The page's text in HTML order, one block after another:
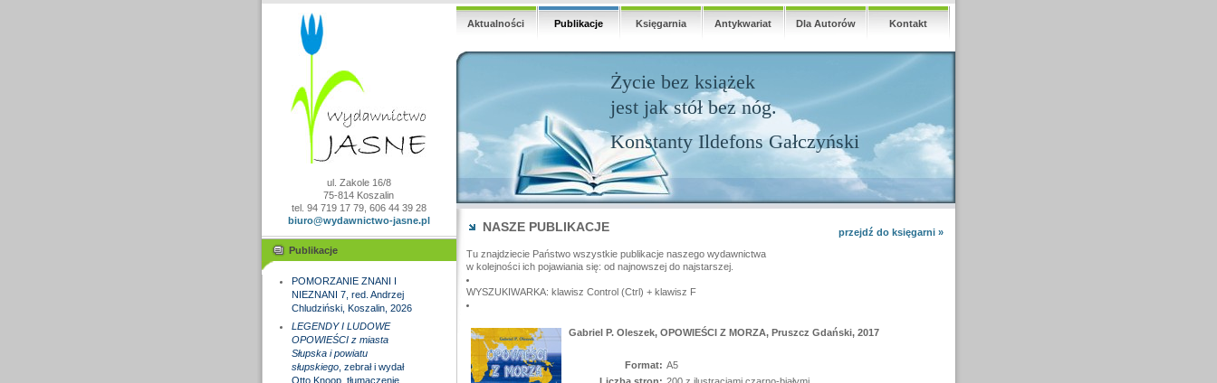
ul. Zakole 16/8
75-814 Koszalin
tel. 94 719 17 79, 606 44 39 28
biuro@wydawnictwo-jasne.pl
Publikacje
POMORZANIE ZNANI I
NIEZNANI 7, red. Andrzej
Chludziński, Koszalin, 2026
LEGENDY I LUDOWE
OPOWIEŚCI z miasta
Słupska i powiatu
słupskiego, zebrał i wydał
Otto Knoop, tłumaczenie,
Aktualności Publikacje Księgarnia Antykwariat Dla Autorów Kontakt
Życie bez książek
jest jak stół bez nóg.
Konstanty Ildefons Gałczyński
NASZE PUBLIKACJE
przejdź do księgarni »
Tu znajdziecie Państwo wszystkie publikacje naszego wydawnictwa
w kolejności ich pojawiania się: od najnowszej do najstarszej.
WYSZUKIWARKA: klawisz Control (Ctrl) + klawisz F
Gabriel P. Oleszek, OPOWIEŚCI Z MORZA, Pruszcz Gdański, 2017
Format: A5